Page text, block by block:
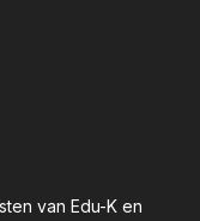
van Edu-K en